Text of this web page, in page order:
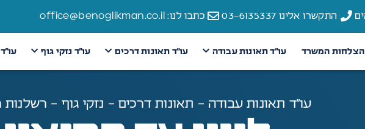
התקשרו אלינו 03-6135337 כתבו לנו: office@benoglikman.co.il
הצלחות המשרד עו״ד תאונות עבודה עו״ד תאונות דרכים עו״ד נזקי גוף
עו"ד תאונות עבודה - תאונות דרכים - נזקי גוף - רשלנות